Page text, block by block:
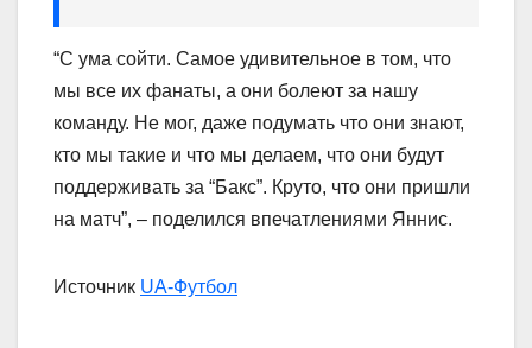
“С ума сойти. Самое удивительное в том, что
мы все их фанаты, а они болеют за нашу
команду. Не мог, даже подумать что они знают,
кто мы такие и что мы делаем, что они будут
поддерживать за “Бакс”. Круто, что они пришли
на матч”, – поделился впечатлениями Яннис.
Источник UA-Футбол